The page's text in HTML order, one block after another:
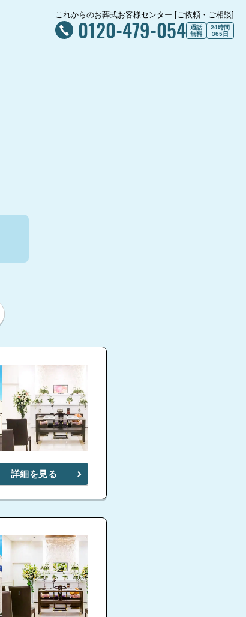
これからのお葬式お客様センター [ご依頼・ご相談]
0120-479-054 通話
無料
24時間
365日
詳細を見る